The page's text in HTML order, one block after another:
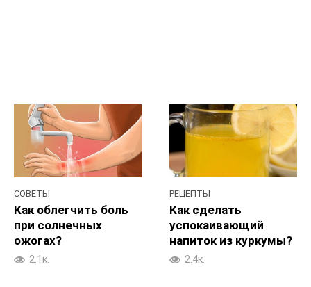
СОВЕТЫ
Как облегчить боль
при солнечных
ожогах?
2.1к.
РЕЦЕПТЫ
Как сделать
успокаивающий
напиток из куркумы?
2.4к.